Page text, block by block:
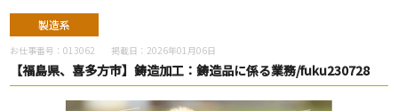
製造系
お仕事番号：013062 掲載日： 2026年01月06日
【福島県、喜多方市】鋳造加工：鋳造品に係る業務/fuku230728